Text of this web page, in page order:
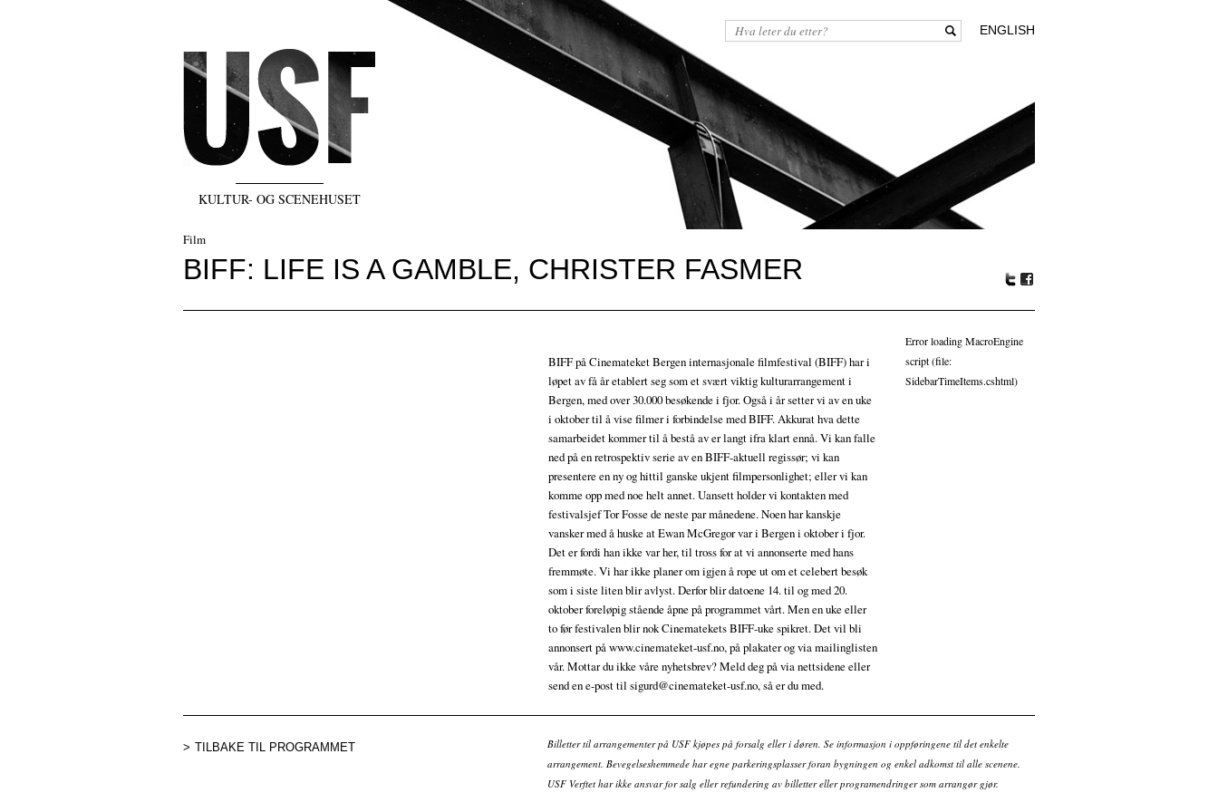
KULTUR- OG SCENEHUSET
ENGLISH
Film
BIFF: LIFE IS A GAMBLE, CHRISTER FASMER
r
oo
BIFF på Cinemateket Bergen internasjonale filmfestival (BIFF) har i
løpet av få år etablert seg som et svært viktig kulturarrangement i
Bergen, med over 30.000 besøkende i fjor. Også i år setter vi av en uke
i oktober til å vise filmer i forbindelse med BIFF. Akkurat hva dette
samarbeidet kommer til å bestå av er langt ifra klart ennå. Vi kan falle
ned på en retrospektiv serie av en BIFF-aktuell regissør; vi kan
presentere en ny og hittil ganske ukjent filmpersonlighet; eller vi kan
komme opp med noe helt annet. Uansett holder vi kontakten med
festivalsjef Tor Fosse de neste par månedene. Noen har kanskje
vansker med å huske at Ewan McGregor var i Bergen i oktober i fjor.
Det er fordi han ikke var her, til tross for at vi annonserte med hans
fremmøte. Vi har ikke planer om igjen å rope ut om et celebert besøk
som i siste liten blir avlyst. Derfor blir datoene 14. til og med 20.
oktober foreløpig stående åpne på programmet vårt. Men en uke eller
to før festivalen blir nok Cinematekets BIFF-uke spikret. Det vil bli
annonsert på www.cinemateket-usf.no, på plakater og via mailinglisten
vår. Mottar du ikke våre nyhetsbrev? Meld deg på via nettsidene eller
send en e-post til sigurd@cinemateket-usf.no, så er du med.
Error loading MacroEngine
script (file:
SidebarTimeItems.cshtml)
TILBAKE TIL PROGRAMMET
Billetter til arrangementer på USF kjøpes på forsalg eller i døren. Se informasjon i oppføringene til det enkelte
arrangement. Bevegelseshemmede har egne parkeringsplasser foran bygningen og enkel adkomst til alle scenene.
USF Verftet har ikke ansvar for salg eller refundering av billetter eller programendringer som arrangør gjør.